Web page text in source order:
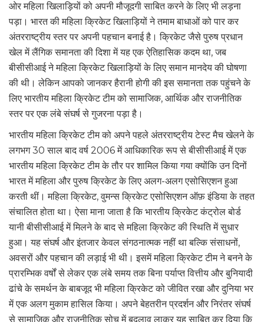
ओर महिला खिलाड़ियों को अपनी मौजूदगी साबित करने के लिए भी लड़ना
पड़ा। भारत की महिला क्रिकेट खिलाड़ियों ने तमाम बाधाओं को पार कर
अंतरराष्ट्रीय स्तर पर अपनी पहचान बनाई है। क्रिकेट जैसे पुरुष प्रधान
खेल में लैंगिक समानता की दिशा में यह एक ऐतिहासिक कदम था, जब
बीसीसीआई ने महिला क्रिकेट खिलाड़ियों के लिए समान मानदेय की घोषणा
की थी। लेकिन आपको जानकर हैरानी होगी की इस समानता तक पहुंचने के
लिए भारतीय महिला क्रिकेट टीम को सामाजिक, आर्थिक और राजनीतिक
स्तर पर एक लंबे संघर्ष से गुजरना पड़ा है।
भारतीय महिला क्रिकेट टीम को अपने पहले अंतरराष्ट्रीय टेस्ट मैच खेलने के
लगभग 30 साल बाद वर्ष 2006 में आधिकारिक रूप से बीसीसीआई में एक
भारतीय महिला क्रिकेट टीम के तौर पर शामिल किया गया क्योंकि उन दिनों
भारत में महिला और पुरुष क्रिकेट के लिए अलग-अलग एसोसिएशन हुआ
करती थीं। महिला क्रिकेट, वुमन्स क्रिकेट एसोसिएशन ऑफ़ इंडिया के तहत
संचालित होता था। ऐसा माना जाता है कि भारतीय क्रिकेट कंट्रोल बोर्ड
यानी बीसीसीआई में मिलने के बाद से महिला क्रिकेट की स्थिति में सुधार
हुआ। यह संघर्ष और इंतजार केवल संगठनात्मक नहीं था बल्कि संसाधनों,
अवसरों और पहचान की लड़ाई भी थी। इसमें महिला क्रिकेट टीम ने बनने के
प्रारम्भिक वर्षों से लेकर एक लंबे समय तक बिना पर्याप्त वित्तीय और बुनियादी
ढांचे के समर्थन के बाबजूद भी महिला क्रिकेट को जीवित रखा और दुनिया भर
में एक अलग मुकाम हासिल किया। अपने बेहतरीन प्रदर्शन और निरंतर संघर्ष
से सामाजिक और राजनीतिक सोच में बदलाव लाकर यह साबित कर दिया कि